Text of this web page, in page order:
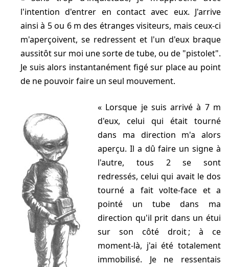
l'intention d'entrer en contact avec eux. J'arrive
ainsi à 5 ou 6 m des étranges visiteurs, mais ceux-ci
m'aperçoivent, se redressent et l'un d'eux braque
aussitôt sur moi une sorte de tube, ou de "pistolet".
Je suis alors instantanément figé sur place au point
de ne pouvoir faire un seul mouvement.
Lorsque je suis arrivé à 7 m
d'eux, celui qui était tourné
dans ma direction m'a alors
aperçu. Il a dû faire un signe à
l'autre, tous 2 se sont
redressés, celui qui avait le dos
tourné a fait volte-face et a
pointé un tube dans ma
direction qu'il prit dans un étui
sur son côté droit ; à ce
moment-là, j'ai été totalement
immobilisé. Je ne ressentais